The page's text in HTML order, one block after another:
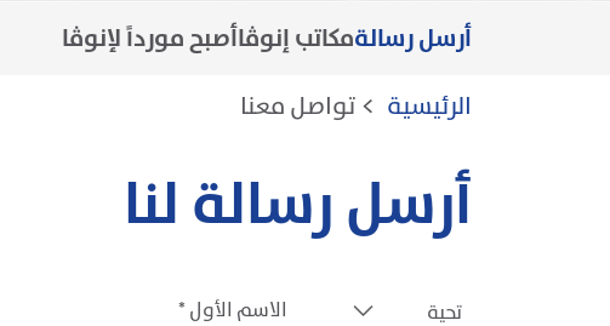
أرسل رسالةمكاتب إنوڤاأصبح مورداً لإنوڤا
مسار التنقل
الرئيسية > تواصل معنا
أرسل رسالة لنا
تحية